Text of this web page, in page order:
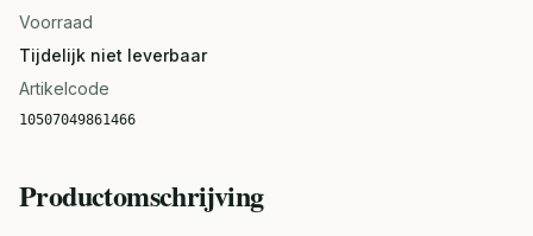
Voorraad
Tijdelijk niet leverbaar
Artikelcode
10507049861466
Productomschrijving